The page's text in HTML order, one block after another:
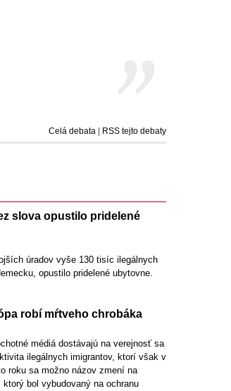
Celá debata RSS tejto debaty
slova opustilo pridelené
úradov vyše 130 tisíc ilegálnych
opustilo pridelené ubytovne.
robí mŕtveho chrobáka
médiá dostávajú na verejnosť sa
ilegálnych imigrantov, ktorí však v
roku sa možno názov zmení na
bol vybudovaný na ochranu